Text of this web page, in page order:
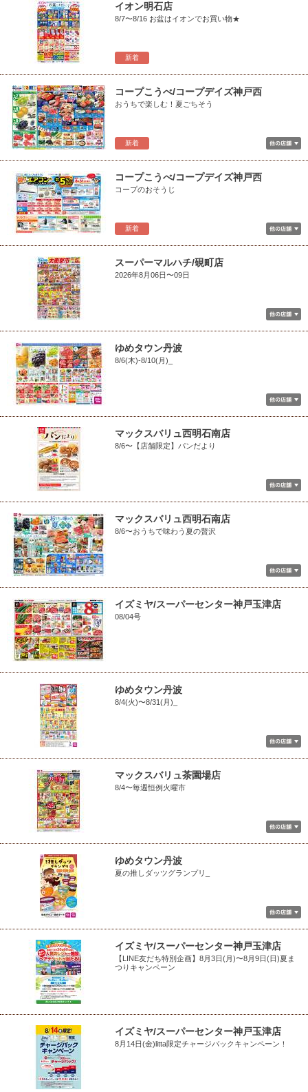
新着
イオン明石店
8/7〜8/16 お盆はイオンでお買い物★
新着
コープこうべ/コープデイズ神戸西
おうちで楽しむ！夏ごちそう
新着
コープこうべ/コープデイズ神戸西
コープのおそうじ
スーパーマルハチ/硯町店
2026年8月06日〜09日
ゆめタウン丹波
8/6(木)-8/10(月)_
マックスバリュ西明石南店
8/6〜【店舗限定】パンだより
マックスバリュ西明石南店
8/6〜おうちで味わう夏の贅沢
イズミヤ/スーパーセンター神戸玉津店
08/04号
ゆめタウン丹波
8/4(火)〜8/31(月)_
マックスバリュ茶園場店
8/4〜毎週恒例火曜市
ゆめタウン丹波
夏の推しダッツグランプリ_
イズミヤ/スーパーセンター神戸玉津店
【LINE友だち特別企画】8月3日(月)〜8月9日(日)夏ま
つりキャンペーン
イズミヤ/スーパーセンター神戸玉津店
8月14日(金)litta限定チャージバックキャンペーン！